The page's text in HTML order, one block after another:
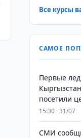
Все курсы
САМОЕ
Первые
посетили
15:30 · 31/07
СМИ